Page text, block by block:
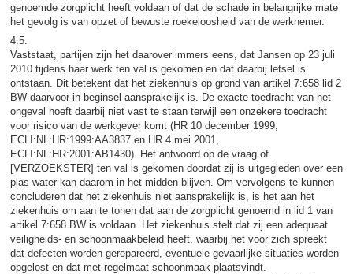
genoemde zorgplicht heeft voldaan of dat de schade in belangrijke mate
het gevolg is van opzet of bewuste roekeloosheid van de werknemer.
4.5.
Vaststaat, partijen zijn het daarover immers eens, dat Jansen op 23 juli
2010 tijdens haar werk ten val is gekomen en dat daarbij letsel is
ontstaan. Dit betekent dat het ziekenhuis op grond van artikel 7:658 lid 2
BW daarvoor in beginsel aansprakelijk is. De exacte toedracht van het
ongeval hoeft daarbij niet vast te staan terwijl een onzekere toedracht
voor risico van de werkgever komt (HR 10 december 1999,
ECLI:NL:HR:1999:AA3837 en HR 4 mei 2001,
ECLI:NL:HR:2001:AB1430). Het antwoord op de vraag of
[VERZOEKSTER] ten val is gekomen doordat zij is uitgegleden over een
plas water kan daarom in het midden blijven. Om vervolgens te kunnen
concluderen dat het ziekenhuis niet aansprakelijk is, is het aan het
ziekenhuis om aan te tonen dat aan de zorgplicht genoemd in lid 1 van
artikel 7:658 BW is voldaan. Het ziekenhuis stelt dat zij een adequaat
veiligheids- en schoonmaakbeleid heeft, waarbij het voor zich spreekt
dat defecten worden gerepareerd, eventuele gevaarlijke situaties worden
opgelost en dat met regelmaat schoonmaak plaatsvindt.